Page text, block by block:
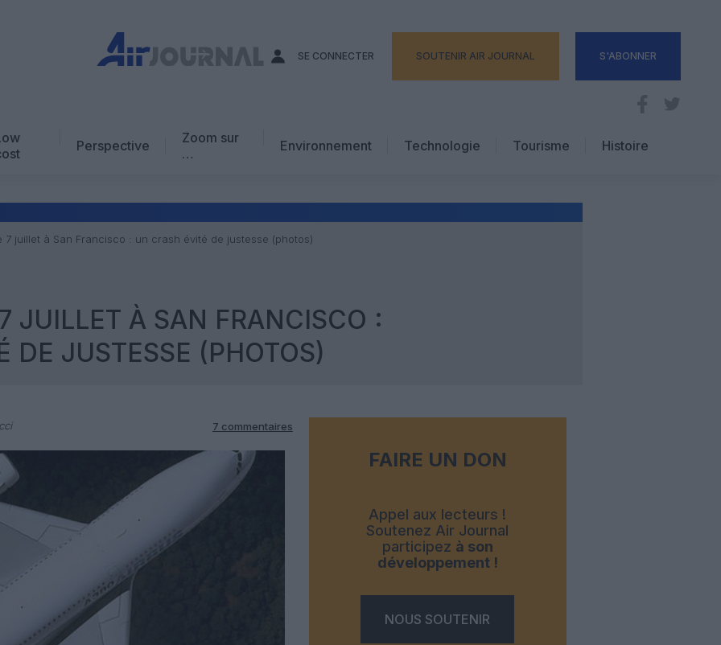
SE CONNECTER SOUTENIR AIR JOURNAL S'ABONNER
Perspective
Zoom sur
…
Avis d’expert
Environnement Technologie
Tourisme
Hôtellerie
Histoire
7 juillet à San Francisco : un crash évité de justesse (photos)
JUILLET À SAN FRANCISCO :
DE JUSTESSE (PHOTOS)
7 commentaires
FAIRE UN DON
Appel aux lecteurs !
Soutenez Air Journal
participez à son
développement !
NOUS SOUTENIR